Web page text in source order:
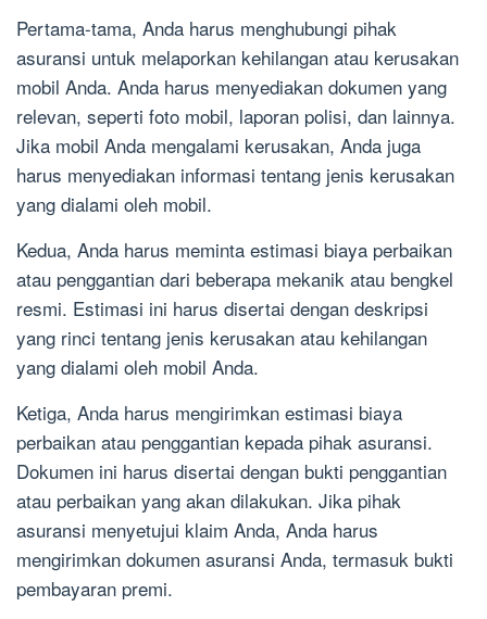
Pertama-tama, Anda harus menghubungi pihak
asuransi untuk melaporkan kehilangan atau kerusakan
mobil Anda. Anda harus menyediakan dokumen yang
relevan, seperti foto mobil, laporan polisi, dan lainnya.
Jika mobil Anda mengalami kerusakan, Anda juga
harus menyediakan informasi tentang jenis kerusakan
yang dialami oleh mobil.
Kedua, Anda harus meminta estimasi biaya perbaikan
atau penggantian dari beberapa mekanik atau bengkel
resmi. Estimasi ini harus disertai dengan deskripsi
yang rinci tentang jenis kerusakan atau kehilangan
yang dialami oleh mobil Anda.
Ketiga, Anda harus mengirimkan estimasi biaya
perbaikan atau penggantian kepada pihak asuransi.
Dokumen ini harus disertai dengan bukti penggantian
atau perbaikan yang akan dilakukan. Jika pihak
asuransi menyetujui klaim Anda, Anda harus
mengirimkan dokumen asuransi Anda, termasuk bukti
pembayaran premi.